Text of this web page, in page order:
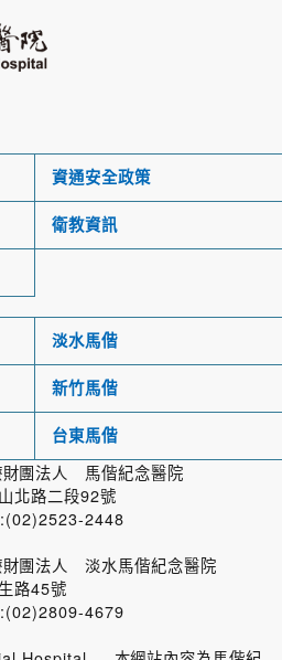
資通安全政策
衛教資訊
淡水馬偕
新竹馬偕
台東馬偕
財團法人 馬偕紀念醫院
北路二段92號
2448
財團法人 淡水馬偕紀念醫院
路45號
4679